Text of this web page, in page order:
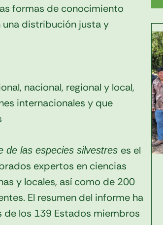
formas de conocimiento
una distribución justa y
nacional, regional y local,
internacionales y que
de las especies silvestres es el
expertos en ciencias
y locales, así como de 200
El resumen del informe ha
los 139 Estados miembros